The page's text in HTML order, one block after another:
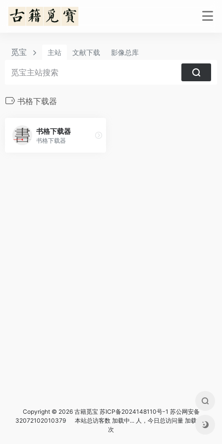
觅宝 主站 文献下载 影像总库
书格下载器
书格下载器
书格下载器
Copyright © 2026 古籍觅宝 苏ICP备2024148110号-1 苏公网安备
32072102010379
本站总访客数 加载中...人，今日总访问量 加载中...
次